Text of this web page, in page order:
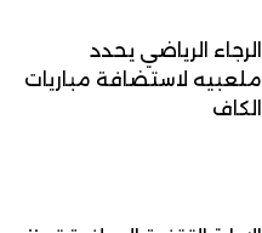
الرجاء الرياضي يحدد
ملعبيه لاستضافة مباريات
الكاف